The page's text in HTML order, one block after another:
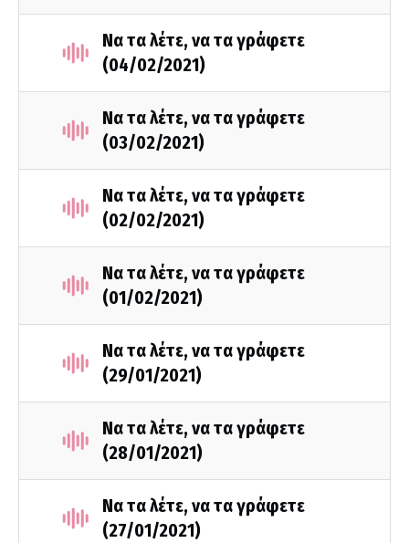
Να τα λέτε, να τα γράφετε
(04/02/2021)
Να τα λέτε, να τα γράφετε
(03/02/2021)
Να τα λέτε, να τα γράφετε
(02/02/2021)
Να τα λέτε, να τα γράφετε
(01/02/2021)
Να τα λέτε, να τα γράφετε
(29/01/2021)
Να τα λέτε, να τα γράφετε
(28/01/2021)
Να τα λέτε, να τα γράφετε
(27/01/2021)